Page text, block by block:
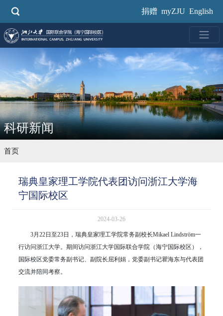
要
捐赠 myZJU English
科研新闻
首页
瑞典皇家理工学院代表团访问浙江大学海
宁国际校区
2024-03-26
3月22日至23日，瑞典皇家理工学院常务副校长Mikael Lindström一
行访问浙江大学。期间访问浙江大学国际联合学院（海宁国际校区），
国际校区党委常务副书记、副院长屈利娟，党委副书记瞿海东与代表团
交流并陪同考察。